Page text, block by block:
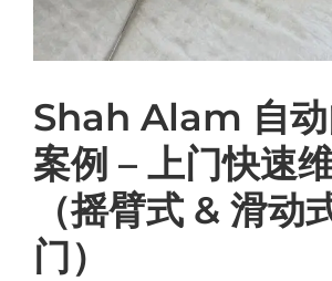
Shah Alam 自动
案例 – 上门快速
（摇臂式 & 滑动
门）